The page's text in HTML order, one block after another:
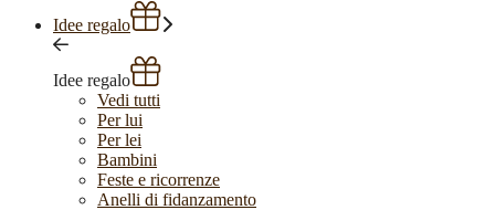
Idee regalo
Idee regalo
Vedi tutti
Per lui
Per lei
Bambini
Feste e ricorrenze
Anelli di fidanzamento